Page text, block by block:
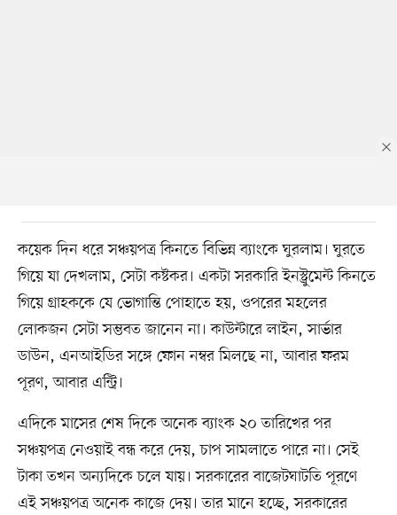
কয়েক দিন ধরে সঞ্চয়পত্র কিনতে বিভিন্ন ব্যাংকে ঘুরলাম। ঘুরতে
গিয়ে যা দেখলাম, সেটা কষ্টকর। একটা সরকারি ইনস্ট্রুমেন্ট কিনতে
গিয়ে গ্রাহককে যে ভোগান্তি পোহাতে হয়, ওপরের মহলের
লোকজন সেটা সম্ভবত জানেন না। কাউন্টারে লাইন, সার্ভার
ডাউন, এনআইডির সঙ্গে ফোন নম্বর মিলছে না, আবার ফরম
পূরণ, আবার এন্ট্রি।
এদিকে মাসের শেষ দিকে অনেক ব্যাংক ২০ তারিখের পর
সঞ্চয়পত্র নেওয়াই বন্ধ করে দেয়, চাপ সামলাতে পারে না। সেই
টাকা তখন অন্যদিকে চলে যায়। সরকারের বাজেটঘাটতি পূরণে
এই সঞ্চয়পত্র অনেক কাজে দেয়। তার মানে হচ্ছে, সরকারের